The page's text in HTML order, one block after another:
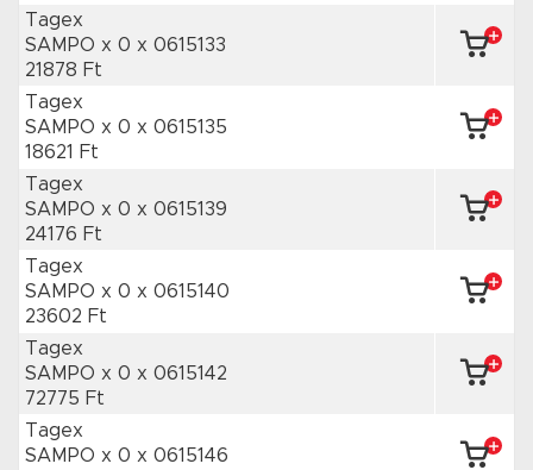
Tagex
SAMPO x 0 x 0615133
21878 Ft
Tagex
SAMPO x 0 x 0615135
18621 Ft
Tagex
SAMPO x 0 x 0615139
24176 Ft
Tagex
SAMPO x 0 x 0615140
23602 Ft
Tagex
SAMPO x 0 x 0615142
72775 Ft
Tagex
SAMPO x 0 x 0615146